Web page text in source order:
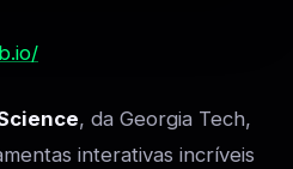
, da Georgia Tech,
interativas incríveis